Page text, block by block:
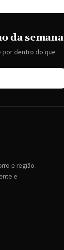
da semana
por dentro do que
e região.
e